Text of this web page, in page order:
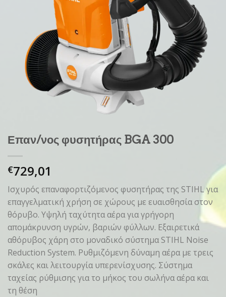
Επαν/νος φυσητήρας BGA 300
€729,01
Ισχυρός επαναφορτιζόμενος φυσητήρας της STIHL για
επαγγελματική χρήση σε χώρους με ευαισθησία στον
θόρυβο. Υψηλή ταχύτητα αέρα για γρήγορη
απομάκρυνση υγρών, βαριών φύλλων. Εξαιρετικά
αθόρυβος χάρη στο μοναδικό σύστημα STIHL Noise
Reduction System. Ρυθμιζόμενη δύναμη αέρα με τρεις
σκάλες και λειτουργία υπερενίσχυσης. Σύστημα
ταχείας ρύθμισης για το μήκος του σωλήνα αέρα και
τη θέση